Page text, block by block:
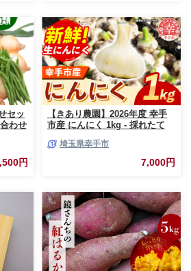
セッ
わせ
が入
類前
【価
円
【きあり農園】2026年度 幸手
市産 にんにく 1kg - 採れたて
野菜 ベジタブル 美味しい おい
しい 根菜 スタミナ 大蒜 生にん
にく 国産 おすすめ 送料無料 埼
埼玉県幸手市
7,000円